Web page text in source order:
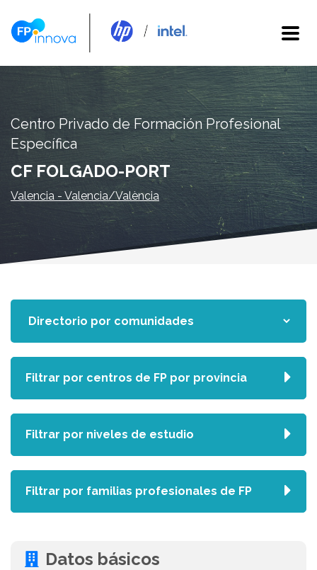
Centro Privado de Formación Profesional
Específica
CF FOLGADO-PORT
Valencia - Valencia/València
Datos básicos
Filtrar por centros de FP por provincia
Filtrar por niveles de estudio
Filtrar por familias profesionales de FP